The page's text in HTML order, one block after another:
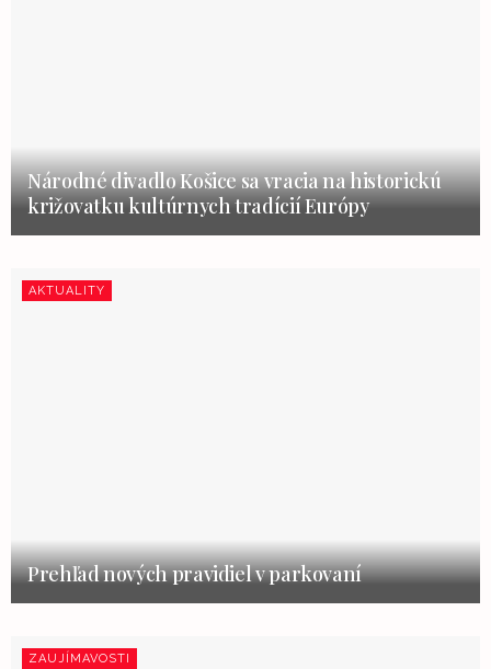
Národné divadlo Košice sa vracia na historickú
križovatku kultúrnych tradícií Európy
AKTUALITY
Prehľad nových pravidiel v parkovaní
ZAUJÍMAVOSTI